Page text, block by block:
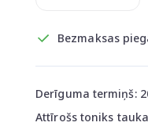
Bezmaksas
Derīguma termiņš:
Attīrošs toniks